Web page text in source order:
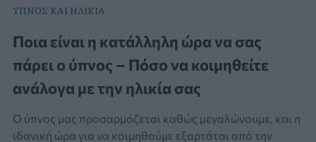
ΥΠΝΟΣ ΚΑΙ ΗΛΙΚΙΑ
Ποια είναι η κατάλληλη ώρα να σας
πάρει ο ύπνος – Πόσο να κοιμηθείτε
ανάλογα με την ηλικία σας
Ο ύπνος μας προσαρμόζεται καθώς μεγαλώνουμε, και η
ιδανική ώρα για να κοιμηθούμε εξαρτάται από την